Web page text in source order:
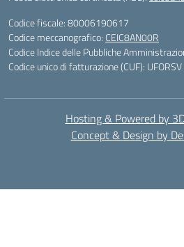
Codice fiscale: 80006190617
Codice meccanografico: CEIC8AN00R
Codice Indice delle Pubbliche
Codice unico di fatturazione (CUF): UFORSV
Hosting & Powered by
Concept & Design by